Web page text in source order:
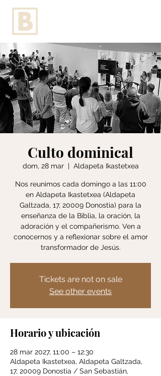
Culto dominical
dom, 28 mar
  |
Aldapeta Ikastetxea
Nos reunimos cada domingo a las 11:00
en Aldapeta Ikastetxea (Aldapeta
Galtzada, 17, 20009 Donostia) para la
enseñanza de la Biblia, la oración, la
adoración y el compañerismo. Ven a
conocernos y a reflexionar sobre el amor
transformador de Jesús.
Tickets are not on sale
See other events
Horario y ubicación
28 mar 2027, 11:00 – 12:30
Aldapeta Ikastetxea, Aldapeta Galtzada,
17, 20009 Donostia / San Sebastián,